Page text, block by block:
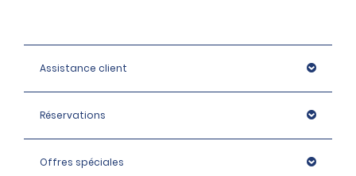
Assistance client
Réservations
Offres spéciales